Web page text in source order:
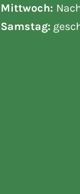
Mittwoch:
Samstag: